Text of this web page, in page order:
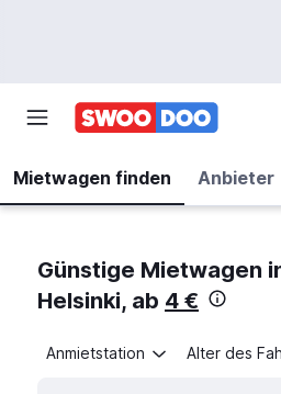
Mietwagen finden Anbieter
Günstige Mietwagen
Helsinki, ab 4 €
Anmietstation Alter des